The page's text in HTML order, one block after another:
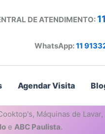
DE ATENDIMENTO:
WhatsApp:11
Agendar Visita
Máquinas de
e ABC Paulista.